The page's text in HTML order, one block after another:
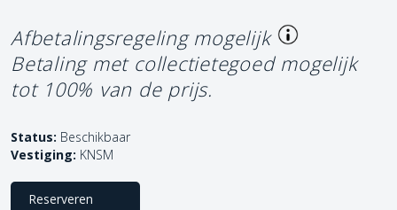
Afbetalingsregeling mogelijk
Betaling met collectietegoed mogelijk
tot 100% van de prijs.
Status: Beschikbaar
Vestiging: KNSM
Reserveren